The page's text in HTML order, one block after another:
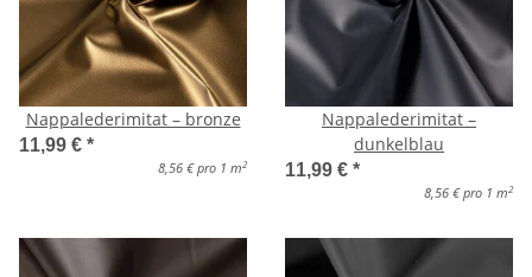
Nappalederimitat – bronze
11,99 € *
8,56 € pro 1 m 2
Nappalederimitat –
dunkelblau
11,99 € *
8,56 € pro 1 m 2